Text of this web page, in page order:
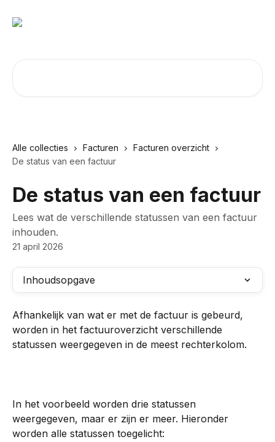
Alle collecties Facturen
Facturen overzicht
De status van een factuur
De status van een factuur
Lees wat de verschillende statussen van een factuur
inhouden.
21 april 2026
Inhoudsopgave
Afhankelijk van wat er met de factuur is gebeurd,
worden in het factuuroverzicht verschillende
statussen weergegeven in de meest rechterkolom.
In het voorbeeld worden drie statussen
weergegeven, maar er zijn er meer. Hieronder
worden alle statussen toegelicht: